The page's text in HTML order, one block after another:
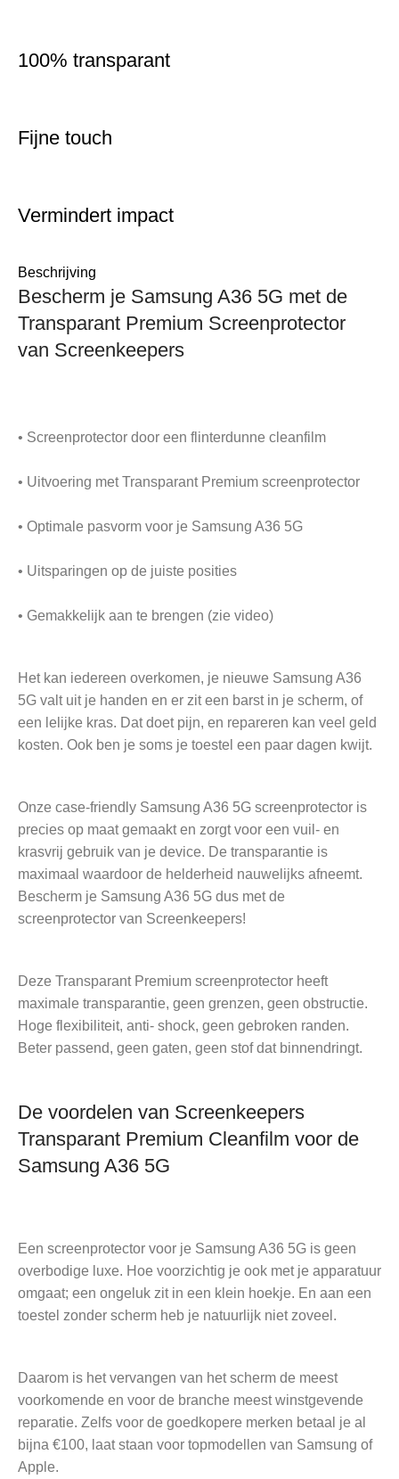
100% transparant
Fijne touch
Vermindert impact
Beschrijving
Bescherm je Samsung A36 5G met de
Transparant Premium Screenprotector
van Screenkeepers
• Screenprotector door een flinterdunne cleanfilm
• Uitvoering met Transparant Premium screenprotector
• Optimale pasvorm voor je Samsung A36 5G
• Uitsparingen op de juiste posities
• Gemakkelijk aan te brengen (zie video)
Het kan iedereen overkomen, je nieuwe Samsung A36
5G valt uit je handen en er zit een barst in je scherm, of
een lelijke kras. Dat doet pijn, en repareren kan veel geld
kosten. Ook ben je soms je toestel een paar dagen kwijt.
Onze case-friendly Samsung A36 5G screenprotector is
precies op maat gemaakt en zorgt voor een vuil- en
krasvrij gebruik van je device. De transparantie is
maximaal waardoor de helderheid nauwelijks afneemt.
Bescherm je Samsung A36 5G dus met de
screenprotector van Screenkeepers!
Deze Transparant Premium screenprotector heeft
maximale transparantie, geen grenzen, geen obstructie.
Hoge flexibiliteit, anti- shock, geen gebroken randen.
Beter passend, geen gaten, geen stof dat binnendringt.
De voordelen van Screenkeepers
Transparant Premium Cleanfilm voor de
Samsung A36 5G
Een screenprotector voor je Samsung A36 5G is geen
overbodige luxe. Hoe voorzichtig je ook met je apparatuur
omgaat; een ongeluk zit in een klein hoekje. En aan een
toestel zonder scherm heb je natuurlijk niet zoveel.
Daarom is het vervangen van het scherm de meest
voorkomende en voor de branche meest winstgevende
reparatie. Zelfs voor de goedkopere merken betaal je al
bijna €100, laat staan voor topmodellen van Samsung of
Apple.